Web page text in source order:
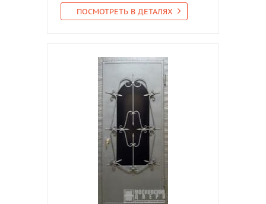
ПОСМОТРЕТЬ В ДЕТАЛЯХ